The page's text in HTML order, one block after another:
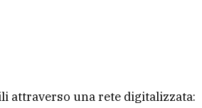
attraverso una rete digitalizzata: